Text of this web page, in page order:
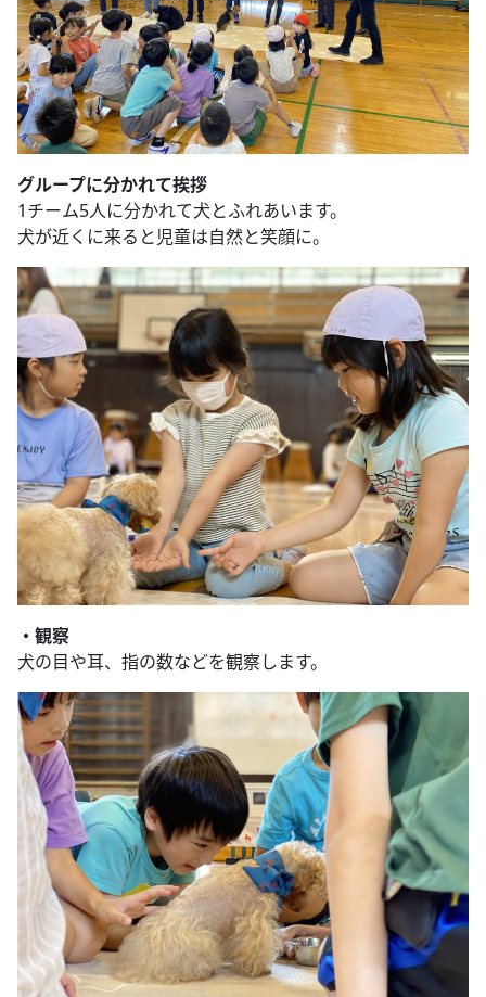
グループに分かれて挨拶
1チーム5人に分かれて犬とふれあいます。
犬が近くに来ると児童は自然と笑顔に。
・観察
犬の目や耳、指の数などを観察します。